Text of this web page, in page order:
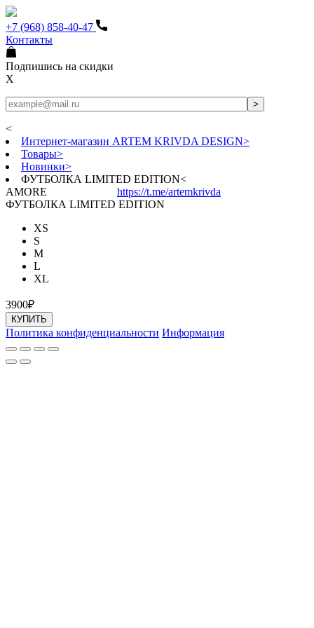
+7 (968) 858-40-47
Контакты
Подпишись на скидки
X
<
Интернет-магазин ARTEM KRIVDA DESIGN>
Товары>
Новинки>
ФУТБОЛКА LIMITED EDITION<
AMORE
https://t.me/artemkrivda
ФУТБОЛКА LIMITED EDITION
XS
S
M
L
XL
3900₽
КУПИТЬ
Политика конфиденциальности Информация